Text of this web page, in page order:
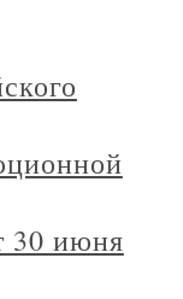
30 июня